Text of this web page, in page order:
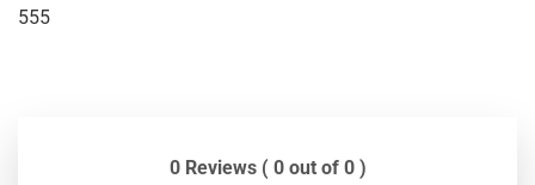
555
0 Reviews ( 0 out of 0 )